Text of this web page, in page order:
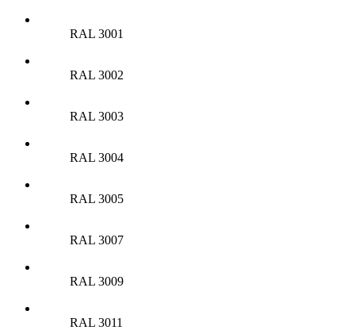
RAL 3001
RAL 3002
RAL 3003
RAL 3004
RAL 3005
RAL 3007
RAL 3009
RAL 3011